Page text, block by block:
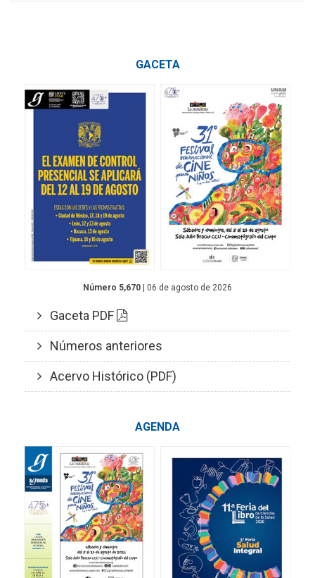
GACETA
Número 5,670 | 06 de agosto de 2026
Gaceta PDF
Números anteriores
Acervo Histórico (PDF)
AGENDA